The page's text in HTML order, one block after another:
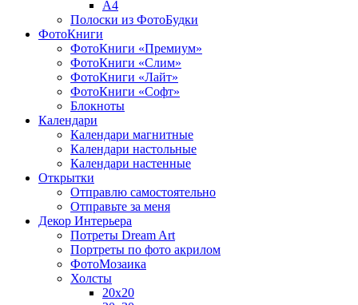
A4
Полоски из ФотоБудки
ФотоКниги
ФотоКниги «Премиум»
ФотоКниги «Слим»
ФотоКниги «Лайт»
ФотоКниги «Софт»
Блокноты
Календари
Календари магнитные
Календари настольные
Календари настенные
Открытки
Отправлю самостоятельно
Отправьте за меня
Декор Интерьера
Потреты Dream Art
Портреты по фото акрилом
ФотоМозаика
Холсты
20х20